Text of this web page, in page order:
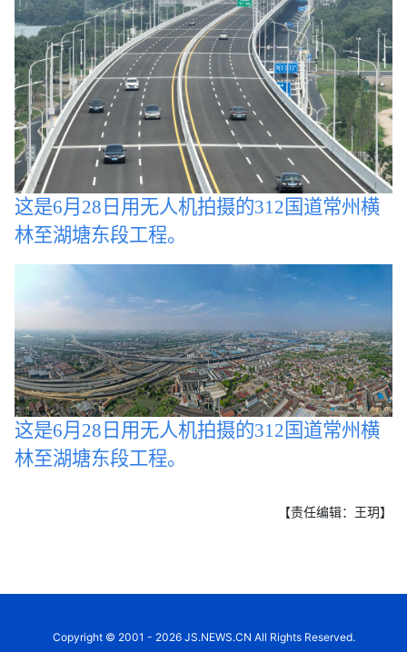
这是6月28日用无人机拍摄的312国道常州横
林至湖塘东段工程。
这是6月28日用无人机拍摄的312国道常州横
林至湖塘东段工程。
【责任编辑：王玥】
Copyright © 2001 - 2026 JS.NEWS.CN All Rights Reserved.